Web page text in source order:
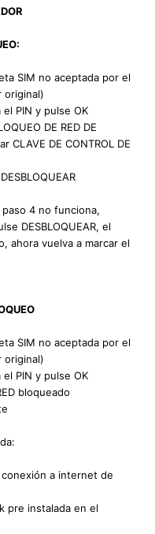
SIM no aceptada por el
original)
PIN y pulse OK
DE RED DE
CLAVE DE CONTROL DE
4 no funciona,
DESBLOQUEAR, el
ahora vuelva a marcar el
SIM no aceptada por el
original)
PIN y pulse OK
bloqueado
a internet de
pre instalada en el